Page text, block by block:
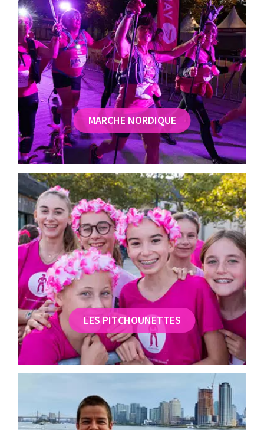
MARCHE NORDIQUE
LES PITCHOUNETTES